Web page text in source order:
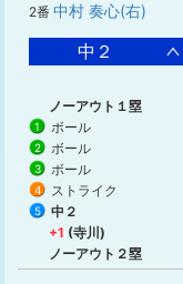
2番 中村 奏心(右)
中２
ノーアウト１塁
1 ボール
2 ボール
3 ボール
4 ストライク
5
中２
+1 (寺川)
ノーアウト２塁